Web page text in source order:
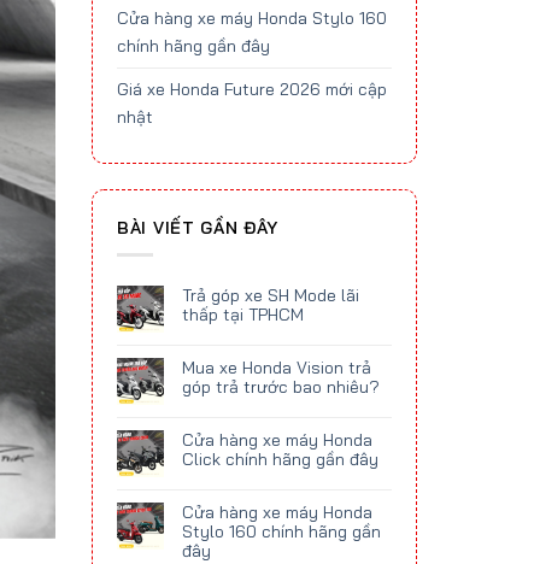
Cửa hàng xe máy Honda Stylo 160
chính hãng gần đây
Giá xe Honda Future 2026 mới cập
nhật
BÀI VIẾT GẦN ĐÂY
Trả góp xe SH Mode lãi
thấp tại TPHCM
Mua xe Honda Vision trả
góp trả trước bao nhiêu?
Cửa hàng xe máy Honda
Click chính hãng gần đây
Cửa hàng xe máy Honda
Stylo 160 chính hãng gần
đây